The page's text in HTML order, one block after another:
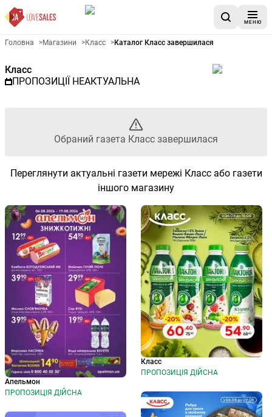
МЕНЮ
Рекламна газета Класс -
Головна >Магазини >Класс >Каталог Класс завершилася
Класс
ПРОПОЗИЦІЇ НЕАКТУАЛЬНА
Обраний газета Класс завершилася
Переглянути актуальні газети мережі Класс або газети
іншого магазину
Апельмон
ПРОПОЗИЦІЯ ДІЙСНА
Класс
ПРОПОЗИЦІЯ ДІЙСНА